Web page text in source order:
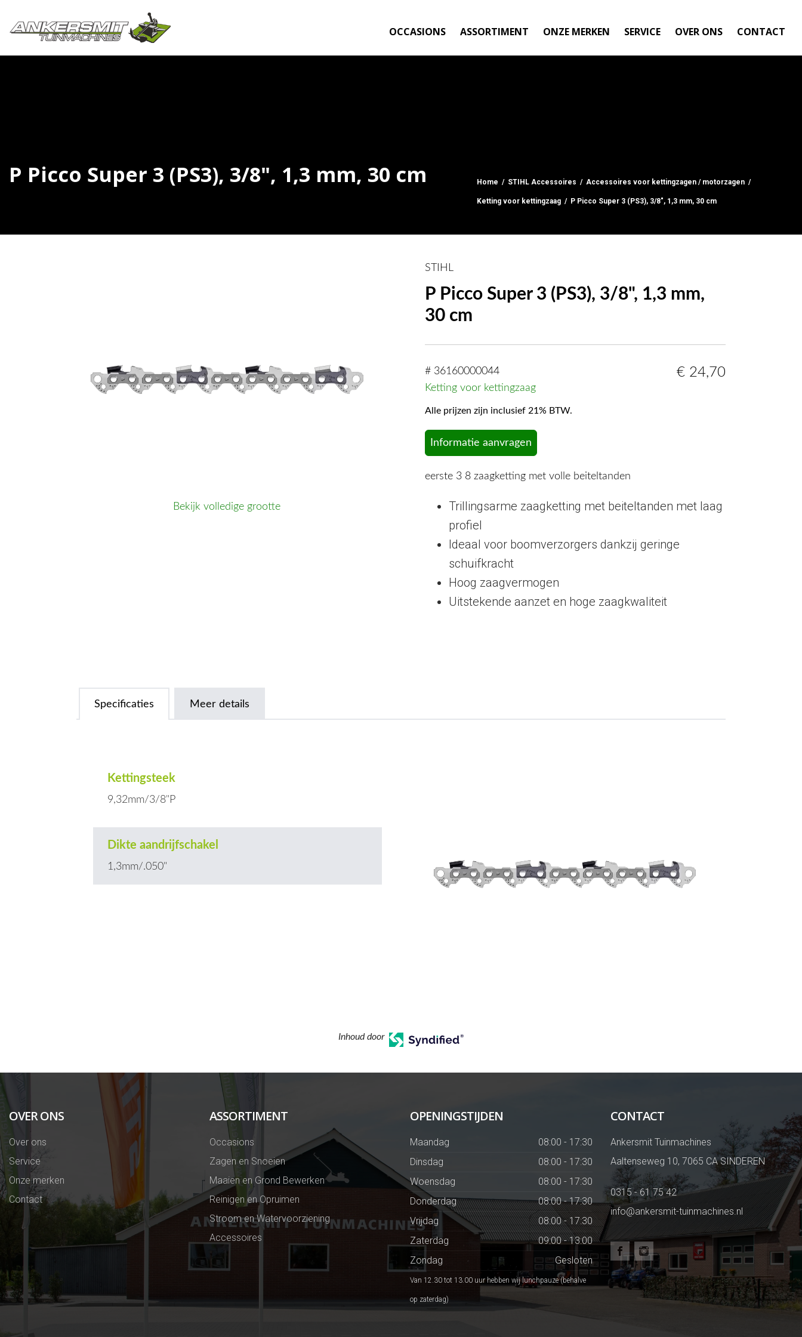
OCCASIONS ASSORTIMENT ONZE MERKEN SERVICE OVER ONS CONTACT
P Picco Super 3 (PS3), 3/8", 1,3 mm, 30 cm Home / STIHL Accessoires / Accessoires voor kettingzagen / motorzagen /
Ketting voor kettingzaag / P Picco Super 3 (PS3), 3/8", 1,3 mm, 30 cm
Bekijk volledige grootte
STIHL
P Picco Super 3 (PS3), 3/8", 1,3 mm,
30 cm
# 36160000044
Ketting voor kettingzaag
€ 24,70
Alle prijzen zijn inclusief 21% BTW.
Informatie aanvragen
eerste 3 8 zaagketting met volle beiteltanden
Trillingsarme zaagketting met beiteltanden met laag
profiel
Ideaal voor boomverzorgers dankzij geringe
schuifkracht
Hoog zaagvermogen
Uitstekende aanzet en hoge zaagkwaliteit
Specificaties Meer details
Kettingsteek
9,32mm/3/8"P
Dikte aandrijfschakel
1,3mm/.050"
Inhoud door
OVER ONS
Over ons
Service
Onze merken
Contact
ASSORTIMENT
Occasions
Zagen en Snoeien
Maaien en Grond Bewerken
Reinigen en Opruimen
Stroom en Watervoorziening
Accessoires
OPENINGSTIJDEN
Maandag
08:00 - 17:30
Dinsdag
08:00 - 17:30
Woensdag
08:00 - 17:30
Donderdag
08:00 - 17:30
Vrijdag
08:00 - 17:30
Zaterdag
09:00 - 13:00
Zondag
Gesloten
Van 12.30 tot 13.00 uur hebben wij lunchpauze (behalve
op zaterdag)
CONTACT
Ankersmit Tuinmachines
Aaltenseweg 10, 7065 CA SINDEREN
0315 - 61 75 42
info@ankersmit-tuinmachines.nl